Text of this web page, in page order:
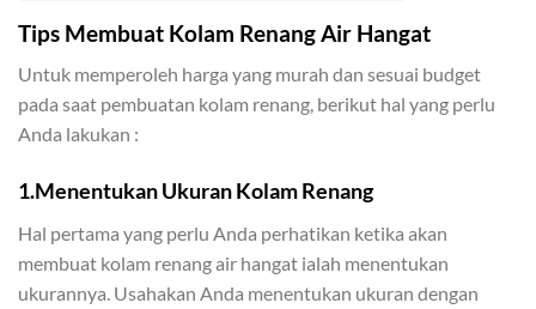
Tips Membuat Kolam RenangAir Hangat
Untuk memperoleh harga yang murah dan sesuai budget
pada saat pembuatan kolam renang, berikut hal yang perlu
Anda lakukan :
1.Menentukan Ukuran Kolam Renang
Hal pertama yang perlu Anda perhatikan ketika akan
membuat kolam renang air hangat ialah menentukan
ukurannya. Usahakan Anda menentukan ukuran dengan